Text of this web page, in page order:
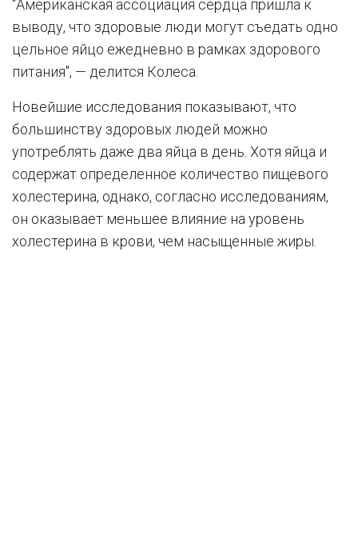
"Американская ассоциация сердца пришла к
выводу, что здоровые люди могут съедать одно
цельное яйцо ежедневно в рамках здорового
питания", — делится Колеса.
Новейшие исследования показывают, что
большинству здоровых людей можно
употреблять даже два яйца в день. Хотя яйца и
содержат определенное количество пищевого
холестерина, однако, согласно исследованиям,
он оказывает меньшее влияние на уровень
холестерина в крови, чем насыщенные жиры.